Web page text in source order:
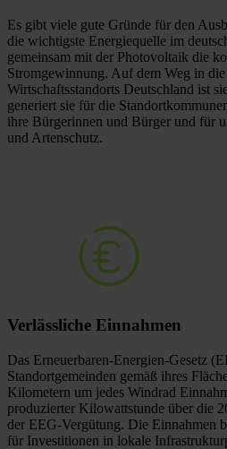
Es gibt viele gute Gründe für den
die wichtigste Energiequelle im
gemeinsam mit der Photovoltaik die
Stromgewinnung. Auf dem Weg in
Wirtschaftsstandorts Deutschland ist
generiert sie für die
ihre Bürgerinnen und Bürger und für
und Artenschutz.
Verlässliche Einnahmen
Das Erneuerbaren-Energien-Gesetz
Standortgemeinden gemäß ihres
Kilometern um jedes Windrad
produzierter Kilowattstunde über die
der EEG-Vergütung. Die Einnahmen
für Investitionen in lokale